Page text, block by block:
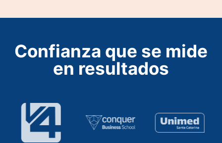
Confianza que se mide
en resultados